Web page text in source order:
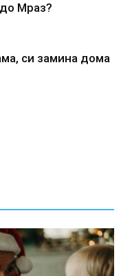
Мраз?
си замина дома